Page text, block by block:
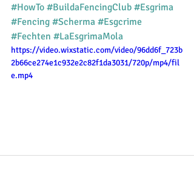
#HowTo #BuildaFencingClub #Esgrima
#Fencing #Scherma #Esgcrime
#Fechten #LaEsgrimaMola
https://video.wixstatic.com/video/96dd6f_723b
2b66ce274e1c932e2c82f1da3031/720p/mp4/fil
e.mp4